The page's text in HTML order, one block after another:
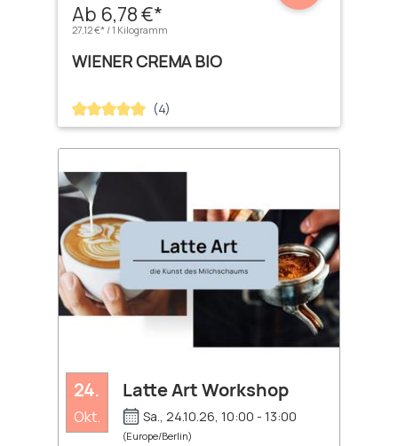
Ab 6,78 €*
27,12 €* / 1 Kilogramm
WIENER CREMA BIO
Durchschnittliche Bewertung von 5 von 5 Sternen
(4)
24.
Okt.
Latte Art Workshop
Sa., 24.10.26, 10:00 - 13:00
(Europe/Berlin)